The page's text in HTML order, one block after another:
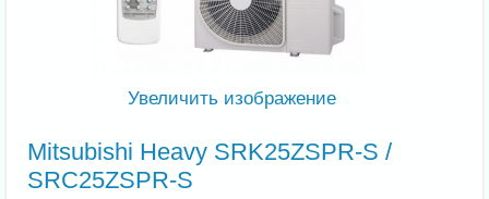
Увеличить изображение
Mitsubishi Heavy SRK25ZSPR-S /
SRC25ZSPR-S